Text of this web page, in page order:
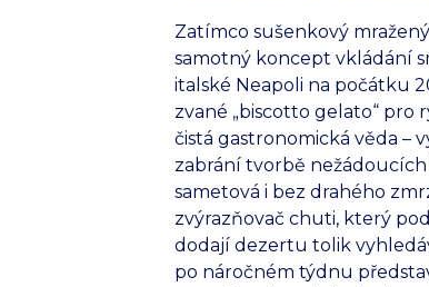
Zatímco sušenkový
samotný koncept vkládání
italské Neapoli na počátku
zvané „biscotto gelato“
čistá gastronomická věda –
zabrání tvorbě
sametová i bez drahého
zvýrazňovač chuti, který
dodají dezertu tolik
po náročném týdnu